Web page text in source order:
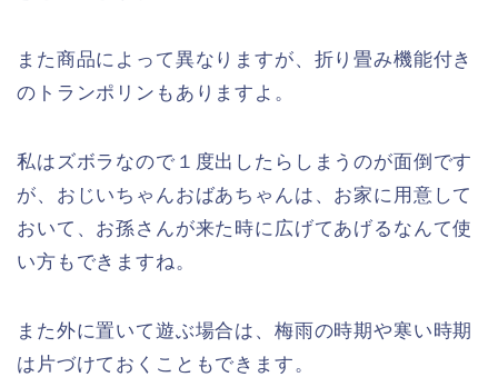
また商品によって異なりますが、折り畳み機能付き
のトランポリンもありますよ。
私はズボラなので１度出したらしまうのが面倒です
が、おじいちゃんおばあちゃんは、お家に用意して
おいて、お孫さんが来た時に広げてあげるなんて使
い方もできますね。
また外に置いて遊ぶ場合は、梅雨の時期や寒い時期
は片づけておくこともできます。